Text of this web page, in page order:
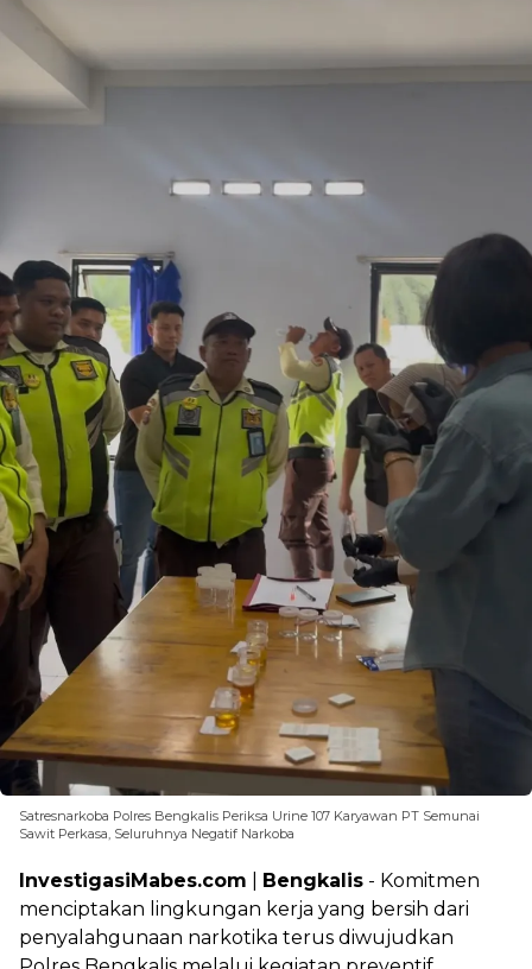
Satresnarkoba Polres Bengkalis Periksa Urine 107 Karyawan PT Semunai
Sawit Perkasa, Seluruhnya Negatif Narkoba
InvestigasiMabes.com Bengkalis - Komitmen
menciptakan lingkungan kerja yang bersih dari
penyalahgunaan narkotika terus diwujudkan